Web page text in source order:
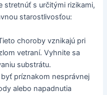
stretnúť s určitými rizikami,
starostlivosťou:
choroby vznikajú pri
vetraní. Vyhnite sa
substrátu.
príznakom nesprávnej
alebo napadnutia